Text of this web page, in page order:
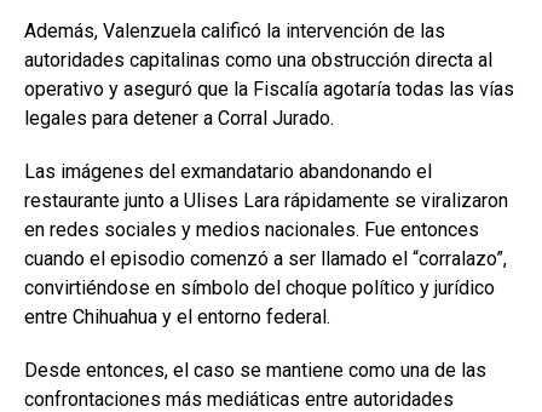
Además, Valenzuela calificó la intervención de las
autoridades capitalinas como una obstrucción directa al
operativo y aseguró que la Fiscalía agotaría todas las vías
legales para detener a Corral Jurado.
Las imágenes del exmandatario abandonando el
restaurante junto a Ulises Lara rápidamente se viralizaron
en redes sociales y medios nacionales. Fue entonces
cuando el episodio comenzó a ser llamado el “corralazo”,
convirtiéndose en símbolo del choque político y jurídico
entre Chihuahua y el entorno federal.
Desde entonces, el caso se mantiene como una de las
confrontaciones más mediáticas entre autoridades